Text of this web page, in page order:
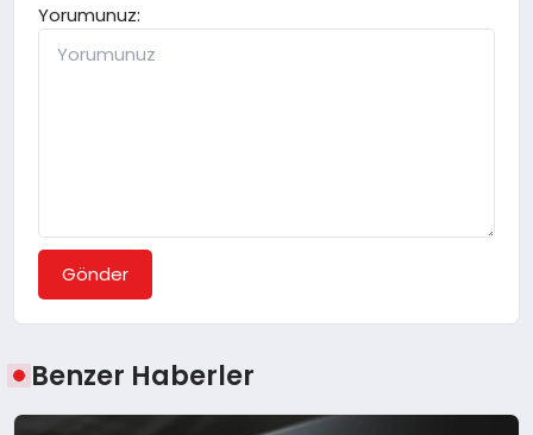
Yorumunuz:
Gönder
Benzer Haberler